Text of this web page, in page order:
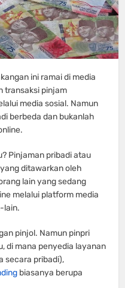
ini ramai di media
transaksi pinjam
media sosial. Namun
berbeda dan bukanlah
Pinjaman pribadi atau
ditawarkan oleh
lain yang sedang
melalui platform media
lain.
pinjol. Namun pinpri
di mana penyedia layanan
secara pribadi),
biasanya berupa